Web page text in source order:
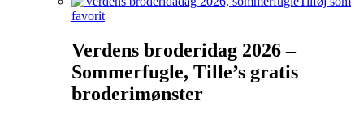
favorit
Verdens broderidag 2026 –
Sommerfugle, Tille’s gratis
broderimønster